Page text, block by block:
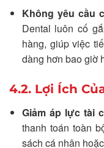
Không yêu cầu
Dental luôn cố
hàng, giúp việc
dàng hơn bao giờ
4.2. Lợi Ích
Giảm áp lực tài
thanh toán toàn
sách cá nhân